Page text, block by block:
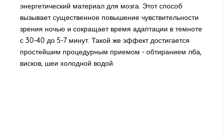
энергетический материал для мозга. Этот способ
вызывает существенное повышение чувствительности
зрения ночью и сокращает время адаптации в темноте
с 30-40 до 5-7 минут. Такой же эффект достигается
простейшим процедурным приемом - обтиранием лба,
висков, шеи холодной водой.